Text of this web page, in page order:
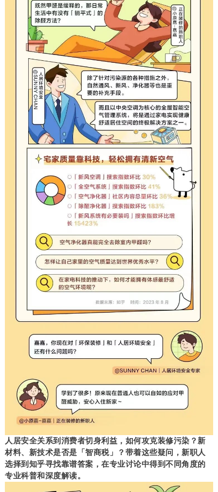
人居安全关系到消费者切身利益，如何攻克装修污染？新
材料、新技术是否是「智商税」？带着这些疑问，新职人
选择到知乎寻找靠谱答案，在专业讨论中得到不同角度的
专业科普和深度解读。